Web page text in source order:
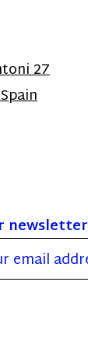
27
newsletter